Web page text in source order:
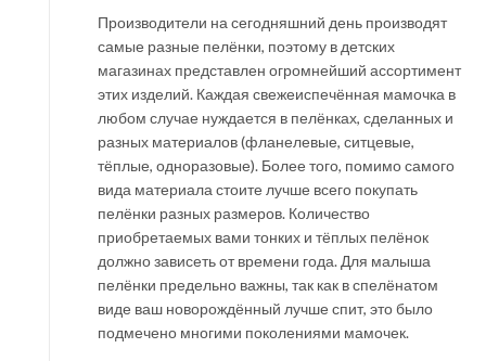
Производители на сегодняшний день производят
самые разные пелёнки, поэтому в детских
магазинах представлен огромнейший ассортимент
этих изделий. Каждая свежеиспечённая мамочка в
любом случае нуждается в пелёнках, сделанных и
разных материалов (фланелевые, ситцевые,
тёплые, одноразовые). Более того, помимо самого
вида материала стоите лучше всего покупать
пелёнки разных размеров. Количество
приобретаемых вами тонких и тёплых пелёнок
должно зависеть от времени года. Для малыша
пелёнки предельно важны, так как в спелёнатом
виде ваш новорождённый лучше спит, это было
подмечено многими поколениями мамочек.